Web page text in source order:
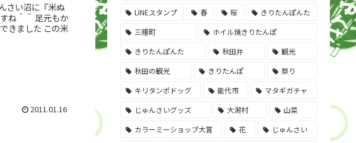
さい沼に『米ぬ
ね＾＾ 足元もか
きました この米
2011.01.16
LINEスタンプ
春 桜
きりたんぽんた
三種町
ホイル焼きりたんぽ
きりたんぽんた
秋田弁
観光
秋田の観光
きりたんぽ
祭り
キリタンポドッグ
能代市
マタギガチャ
じゅんさいグッズ
大潟村
山菜
カラーミーショップ大賞
花
じゅんさい